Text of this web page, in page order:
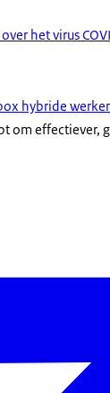
het virus
hybride
om effectiever,